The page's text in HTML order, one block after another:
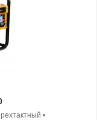
•